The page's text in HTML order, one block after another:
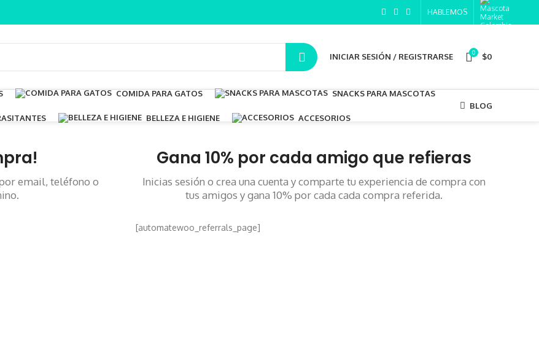
HABLEMOS
INICIAR SESIÓN / REGISTRARSE 0 $0
COMIDA PARA GATOS SNACKS PARA MASCOTAS
BELLEZA E HIGIENE ACCESORIOS
BLOG
email, teléfono o
Gana 10% por cada amigo que refieras
Inicias sesión o crea una cuenta y comparte tu experiencia de compra con
tus amigos y gana 10% por cada cada compra referida.
[automatewoo_referrals_page]